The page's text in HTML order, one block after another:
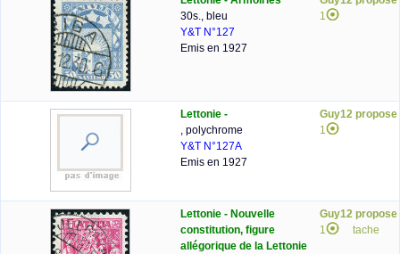
30s., bleu
Y&T N°127
Emis en 1927
1
Lettonie -
, polychrome
Y&T N°127A
Emis en 1927
Guy12 propose
1
Lettonie - Nouvelle
constitution, figure
allégorique de la Lettonie
Guy12 propose
1
tache